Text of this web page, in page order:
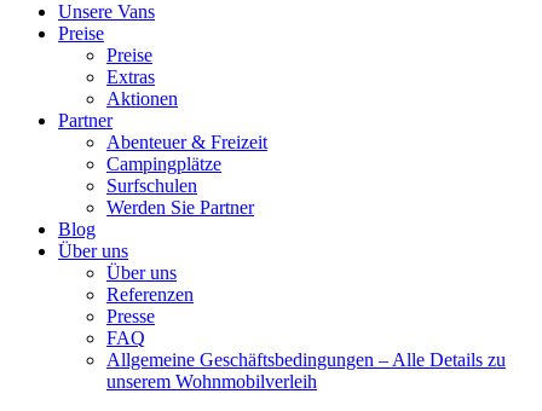
Unsere Vans
Preise
Preise
Extras
Aktionen
Partner
Abenteuer & Freizeit
Campingplätze
Surfschulen
Werden Sie Partner
Blog
Über uns
Über uns
Referenzen
Presse
FAQ
Allgemeine Geschäftsbedingungen – Alle Details zu
unserem Wohnmobilverleih